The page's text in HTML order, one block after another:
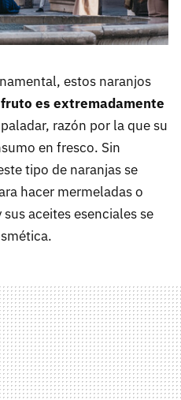
estos naranjos
fruto es extremadamente
razón por la que su
en fresco. Sin
tipo de naranjas se
hacer mermeladas o
aceites esenciales se